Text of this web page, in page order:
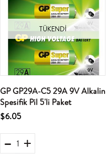
TÜKENDI
GP GP29A-C5 29A 9V Alkalin
Spesifik Pil 5'li Paket
$6.05